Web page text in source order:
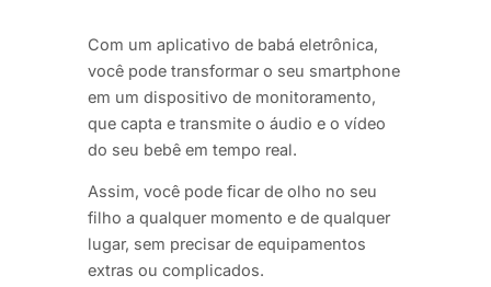
Com um aplicativo de babá eletrônica,
você pode transformar o seu smartphone
em um dispositivo de monitoramento,
que capta e transmite o áudio e o vídeo
do seu bebê em tempo real.
Assim, você pode ficar de olho no seu
filho a qualquer momento e de qualquer
lugar, sem precisar de equipamentos
extras ou complicados.